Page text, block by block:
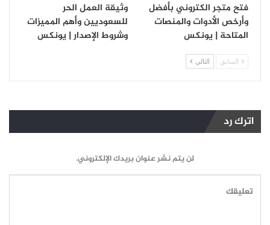
فتح متجر الكتروني بأفضل
وأرخص الأدوات والمنصات
المتاحة | يونكس
وثيقة العمل الحر
للسعوديين وأهم المميزات
وشروط الإصدار | يونكس
السابق التالي
اترك رد
لن يتم نشر عنوان بريدك الإلكتروني.